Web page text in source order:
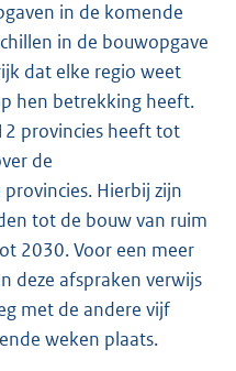
in de komende
in de bouwopgave
dat elke regio weet
hen betrekking heeft.
provincies heeft tot
de
Hierbij zijn
tot de bouw van ruim
2030. Voor een meer
deze afspraken verwijs
met de andere vijf
weken plaats.